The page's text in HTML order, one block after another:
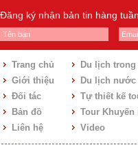
Đăng ký nhận bản tin hàng
Trang chủ
Giới thiệu
Đối tác
Bản đồ
Liên hệ
Du lịch
Du lịch nước
Tự thiết kế
Tour Khuyến
Video